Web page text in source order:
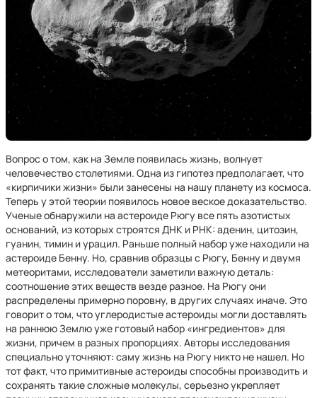
Вопрос о том, как на Земле появилась жизнь, волнует
человечество столетиями. Одна из гипотез предполагает, что
«кирпичики жизни» были занесены на нашу планету из космоса.
Теперь у этой теории появилось новое веское доказательство.
Ученые обнаружили на астероиде Рюгу все пять азотистых
оснований, из которых строятся ДНК и РНК: аденин, цитозин,
гуанин, тимин и урацил. Раньше полный набор уже находили на
астероиде Бенну. Но, сравнив образцы с Рюгу, Бенну и двумя
метеоритами, исследователи заметили важную деталь:
соотношение этих веществ везде разное. На Рюгу они
распределены примерно поровну, в других случаях иначе. Это
говорит о том, что углеродистые астероиды могли доставлять
на раннюю Землю уже готовый набор «ингредиентов» для
жизни, причем в разных пропорциях. Авторы исследования
специально уточняют: саму жизнь на Рюгу никто не нашел. Но
тот факт, что примитивные астероиды способны производить и
сохранять такие сложные молекулы, серьезно укрепляет